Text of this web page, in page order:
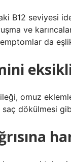
B12 seviyesi
ve
da
omuz
saç dökülmesi